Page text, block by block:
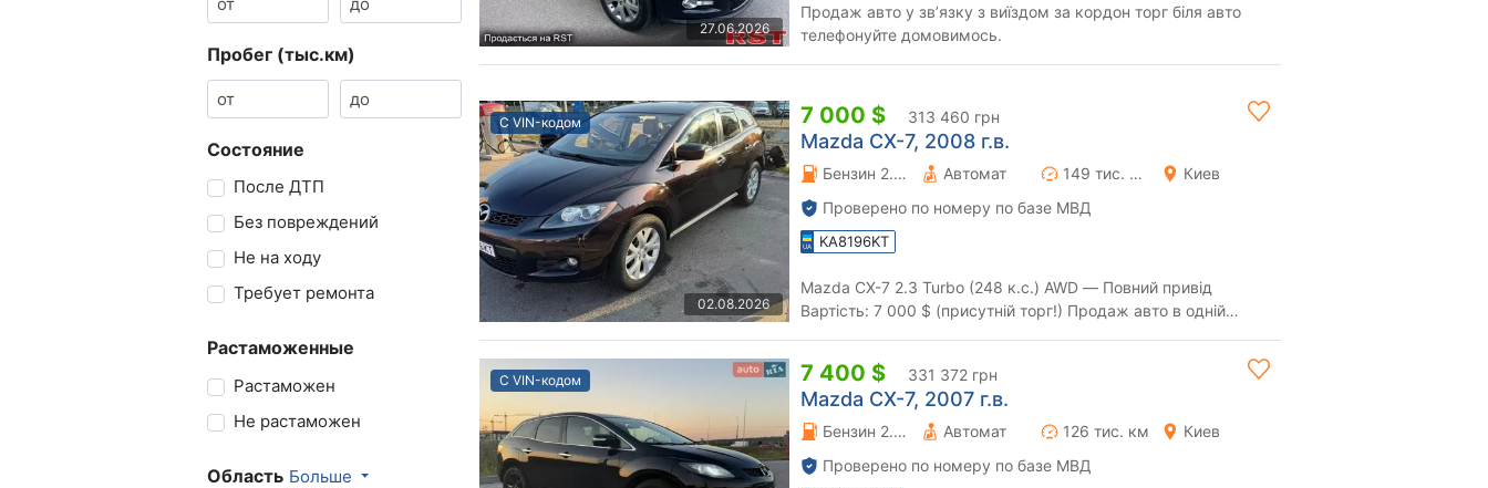
Пробег (тыс.км)
Состояние
После ДТП
Без повреждений
Не на ходу
Требует ремонта
Растаможенные
Растаможен
Не растаможен
Область Больше
27.06.2026
Продаж авто у звʼязку з виїздом за кордон торг біля авто
телефонуйте домовимось.
С VIN-кодом
02.08.2026
7 000 $ 313 460 грн
Mazda CX-7, 2008 г.в.
Бензин 2.26 л. Автомат 149 тис. км
Киев
Проверено по номеру по базе МВД
KA8196KT
Mazda CX-7 2.3 Turbo (248 к.с.) AWD — Повний привід
Вартість: 7 000 $ (присутній торг!) Продаж авто в одній
С VIN-кодом 7 400 $ 331 372 грн
Mazda CX-7, 2007 г.в.
Бензин 2.3 л. Автомат 126 тис. км
Киев
Проверено по номеру по базе МВД